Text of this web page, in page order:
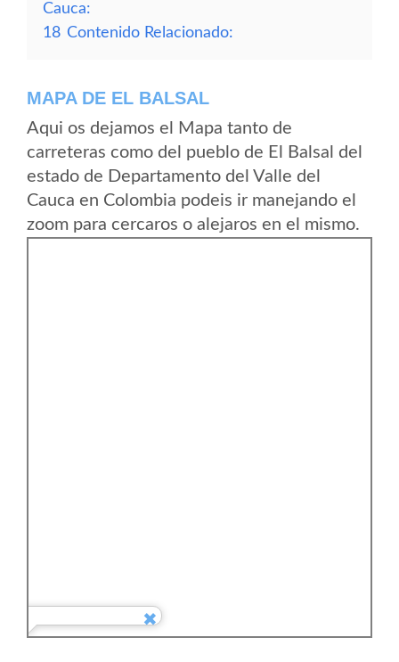
Cauca:
18 Contenido Relacionado:
MAPA DE EL BALSAL
Aqui os dejamos el Mapa tanto de
carreteras como del pueblo de El Balsal del
estado de Departamento del Valle del
Cauca en Colombia podeis ir manejando el
zoom para cercaros o alejaros en el mismo.